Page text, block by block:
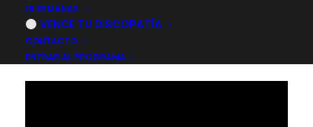
16 SEMANAS
VENCE TU DISCOPATÍA
CONTACTO
ENTRAR AL PROGRAMA